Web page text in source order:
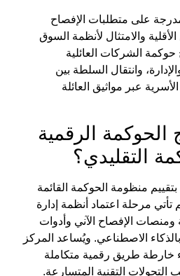
على متطلبات الإفصاح
والامتثال لأنظمة السوق
حوكمة الشركات العائلية
وانتقال السلطة بين
عبر مواثيق العائلة
الرقمية
التقليدي؟
منظومة الحوكمة القائمة
تأتي مرحلة اعتماد أنظمة إدارة
ومنصات الإفصاح الآني وأدوات
الاصطناعي. ويُساعد المركز
خارطة طريق رقمية متكاملة
التقنية المتسارعة.